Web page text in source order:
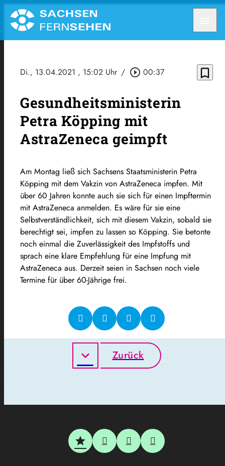
Di., 13.04.2021 , 15:02 Uhr / play_circle_outline 00:37 bookmark_border
Gesundheitsministerin
Petra Köpping mit
AstraZeneca geimpft
Am Montag ließ sich Sachsens Staatsministerin Petra
Köpping mit dem Vakzin von AstraZeneca impfen. Mit
über 60 Jahren konnte auch sie sich für einen Impftermin
mit AstraZeneca anmelden. Es wäre für sie eine
Selbstverständlichkeit, sich mit diesem Vakzin, sobald sie
berechtigt sei, impfen zu lassen so Köpping. Sie betonte
noch einmal die Zuverlässigkeit des Impfstoffs und
sprach eine klare Empfehlung für eine Impfung mit
AstraZeneca aus. Derzeit seien in Sachsen noch viele
Termine für über 60-Jährige frei.
Zurück